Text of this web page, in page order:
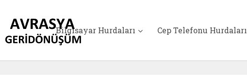
Bilgisayar Hurdaları Cep Telefonu Hurdaları